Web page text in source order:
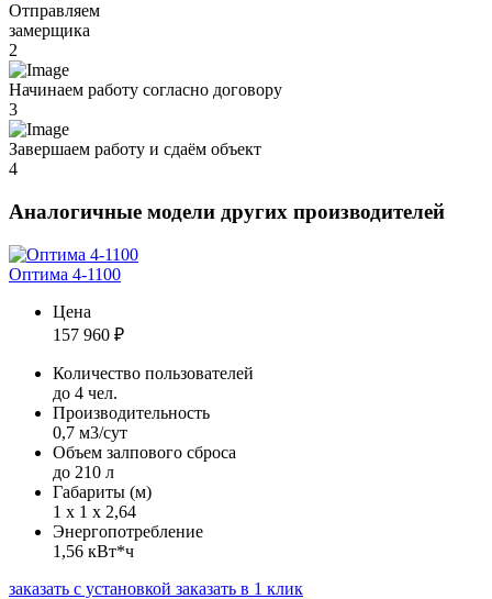
Отправляем
замерщика
2
Начинаем работу согласно договору
3
Завершаем работу и сдаём объект
4
Аналогичные модели других производителей
Оптима 4-1100
Цена
157 960 ₽
Количество пользователей
до 4 чел.
Производительность
0,7 м3/сут
Объем залпового сброса
до 210 л
Габариты (м)
1 х 1 х 2,64
Энергопотребление
1,56 кВт*ч
заказать с установкой заказать в 1 клик